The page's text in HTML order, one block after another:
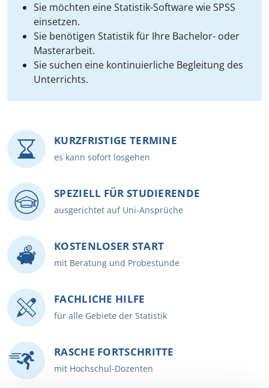
Sie möchten eine Statistik-Software wie SPSS
einsetzen.
Sie benötigen Statistik für Ihre Bachelor- oder
Masterarbeit.
Sie suchen eine kontinuierliche Begleitung des
Unterrichts.
KURZFRISTIGE TERMINE
es kann sofort losgehen
SPEZIELL FÜR STUDIERENDE
ausgerichtet auf Uni-Ansprüche
KOSTENLOSER START
mit Beratung und Probestunde
FACHLICHE HILFE
für alle Gebiete der Statistik
RASCHE FORTSCHRITTE
mit Hochschul-Dozenten